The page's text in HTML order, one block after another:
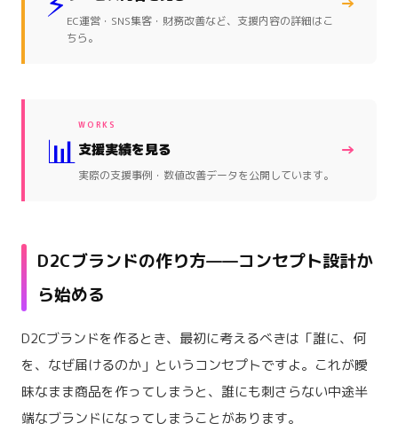
EC運営・SNS集客・財務改善など、支援内容の詳細はこ
ちら。
📊
WORKS
支援実績を見る
実際の支援事例・数値改善データを公開しています。
→
D2Cブランドの作り方——コンセプト設計か
ら始める
D2Cブランドを作るとき、最初に考えるべきは「誰に、何
を、なぜ届けるのか」というコンセプトですよ。これが曖
昧なまま商品を作ってしまうと、誰にも刺さらない中途半
端なブランドになってしまうことがあります。